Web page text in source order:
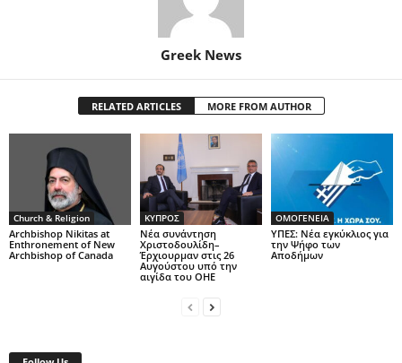
Greek News
RELATED ARTICLES MORE FROM AUTHOR
Church & Religion
Archbishop Nikitas at
Enthronement of New
Archbishop of Canada
ΚΥΠΡΟΣ
Νέα συνάντηση
Χριστοδουλίδη–
Έρχιουρμαν στις 26
Αυγούστου υπό την
αιγίδα του ΟΗΕ
ΟΜΟΓΕΝΕΙΑ
ΥΠΕΣ: Νέα εγκύκλιος για
την Ψήφο των
Αποδήμων